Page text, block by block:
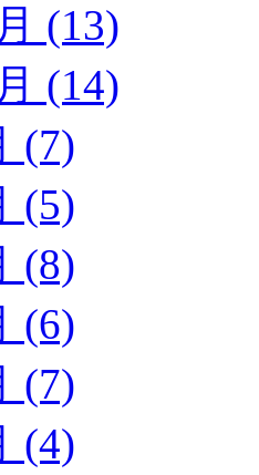
(13)
(14)
(7)
(5)
(8)
(6)
(7)
(4)